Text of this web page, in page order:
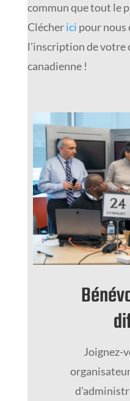
commun que tout le
Clécherici pour nous
l'inscription de votre
canadienne !
Joignez-